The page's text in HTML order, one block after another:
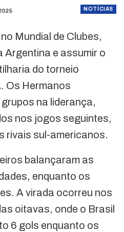
NOTÍCIAS
Mundial de Clubes,
Argentina e assumir o
do torneio
Os Hermanos
na liderança,
nos jogos seguintes,
rivais sul-americanos.
balançaram as
enquanto os
A virada ocorreu nos
oitavas, onde o Brasil
6 gols enquanto os